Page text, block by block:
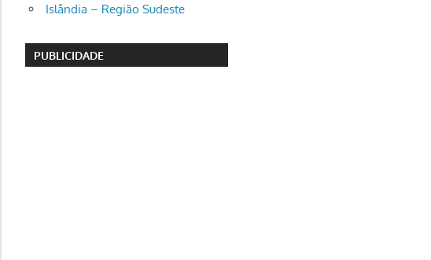
Islândia – Região Sudeste
PUBLICIDADE